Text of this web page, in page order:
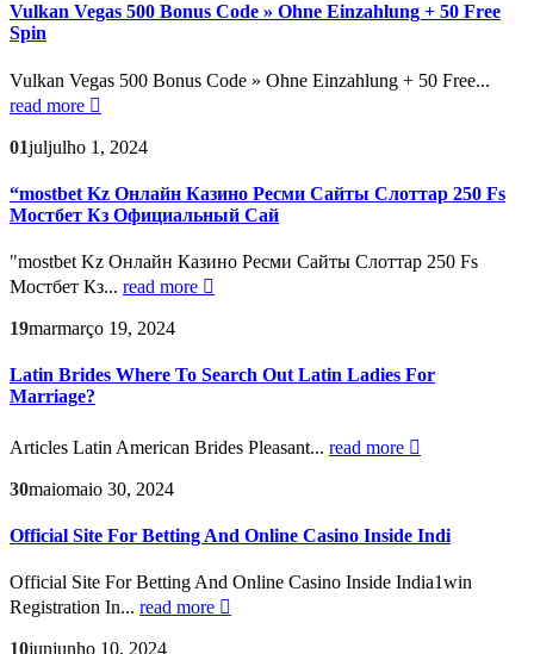
Vulkan Vegas 500 Bonus Code » Ohne Einzahlung + 50 Free
Spin
Vulkan Vegas 500 Bonus Code » Ohne Einzahlung + 50 Free...
read more
01juljulho 1, 2024
“mostbet Kz Онлайн Казино Ресми Сайты Слоттар 250 Fs
Мостбет Кз Официальный Сай
"mostbet Kz Онлайн Казино Ресми Сайты Слоттар 250 Fs
Мостбет Кз... read more
19marmarço 19, 2024
Latin Brides Where To Search Out Latin Ladies For
Marriage?
Articles Latin American Brides Pleasant... read more
30maiomaio 30, 2024
Official Site For Betting And Online Casino Inside Indi
Official Site For Betting And Online Casino Inside India1win
Registration In... read more
10junjunho 10, 2024